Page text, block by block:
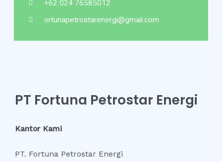
+62 024 76585012
ortunapetrostarenergi@gmail.com
PT Fortuna Petrostar Energi
Kantor Kami
PT. Fortuna Petrostar Energi